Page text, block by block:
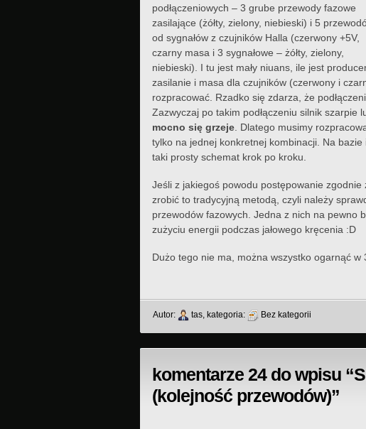
podłączeniowych – 3 grube przewody fazowe
zasilające (żółty, zielony, niebieski) i 5
od sygnałów z czujników Halla (czerwony +5V,
czarny masa i 3 sygnałowe – żółty, zielony,
niebieski). I tu jest mały niuans, ile jest
zasilanie i masa dla czujników (czerwony i
rozpracować. Rzadko się zdarza, że
Zazwyczaj po takim podłączeniu silnik
mocno się grzeje . Dlatego musimy
tylko na jednej konkretnej kombinacji. Na
taki prosty schemat krok po kroku.
Jeśli z jakiegoś powodu postępowanie
zrobić to tradycyjną metodą, czyli należy
przewodów fazowych. Jedna z nich na pewno
zużyciu energii podczas jałowego kręcenia :D
Dużo tego nie ma, można wszystko ogarnąć w
Autor: tas, kategoria: Bez kategorii
komentarze 24 do wpisu
(kolejność przewodów)”